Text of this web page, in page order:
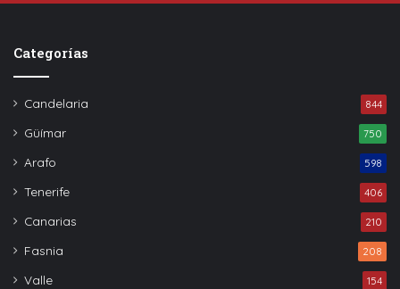
Categorías
Candelaria 844
Güímar 750
Arafo 598
Tenerife 406
Canarias 210
Fasnia 208
Valle 154